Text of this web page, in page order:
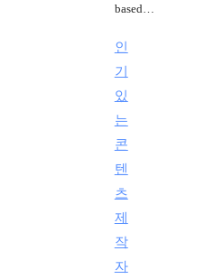
based…
인
기
있
는
콘
텐
츠
제
작
자